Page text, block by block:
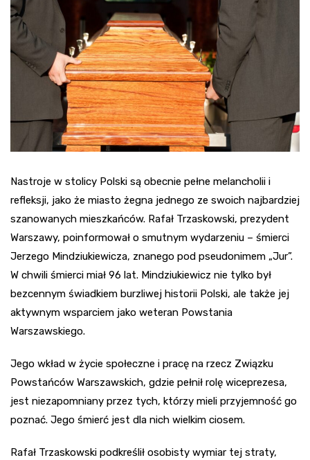
Nastroje w stolicy Polski są obecnie pełne melancholii i
refleksji, jako że miasto żegna jednego ze swoich najbardziej
szanowanych mieszkańców. Rafał Trzaskowski, prezydent
Warszawy, poinformował o smutnym wydarzeniu – śmierci
Jerzego Mindziukiewicza, znanego pod pseudonimem „Jur”.
W chwili śmierci miał 96 lat. Mindziukiewicz nie tylko był
bezcennym świadkiem burzliwej historii Polski, ale także jej
aktywnym wsparciem jako weteran Powstania
Warszawskiego.
Jego wkład w życie społeczne i pracę na rzecz Związku
Powstańców Warszawskich, gdzie pełnił rolę wiceprezesa,
jest niezapomniany przez tych, którzy mieli przyjemność go
poznać. Jego śmierć jest dla nich wielkim ciosem.
Rafał Trzaskowski podkreślił osobisty wymiar tej straty,